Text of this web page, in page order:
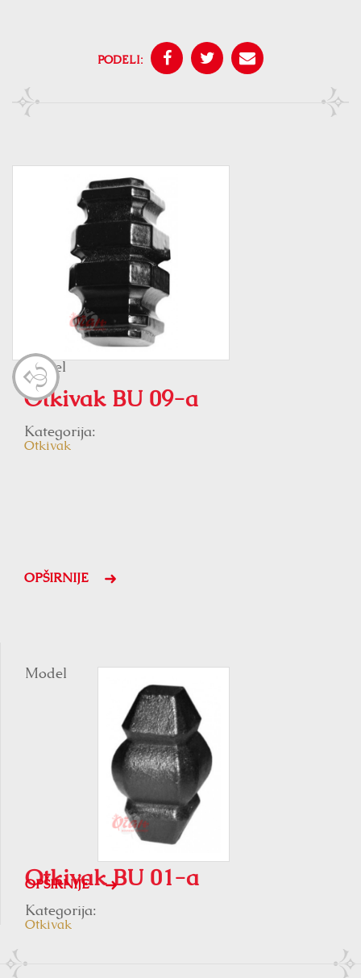
PODELI:
Model
Otkivak BU 09-a
Kategorija:
Otkivak
OPŠIRNIJE
Model
Otkivak BU 01-a
Kategorija:
Otkivak
OPŠIRNIJE